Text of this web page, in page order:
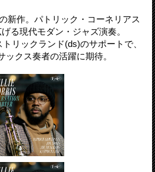
新作。パトリック・コーネリアス
る現代モダン・ジャズ演奏。
リックランド(ds)のサポートで、
クス奏者の活躍に期待。